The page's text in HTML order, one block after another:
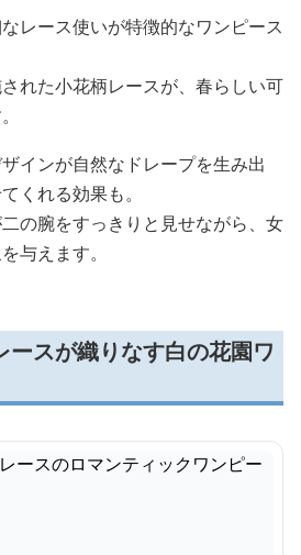
レース使いが特徴的なワンピース
れた小花柄レースが、春らしい可
インが自然なドレープを生み出
くれる効果も。
の腕をすっきりと見せながら、女
与えます。
ースが織りなす白の花園ワ